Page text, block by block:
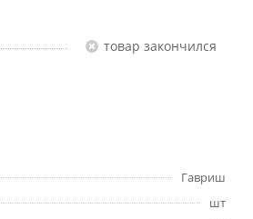
Товар закончился
Гавриш
шт